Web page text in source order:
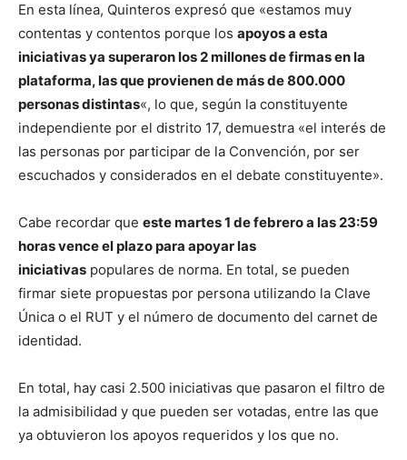
En esta línea, Quinteros expresó que «estamos muy
contentas y contentos porque los apoyos a esta
iniciativas ya superaron los 2 millones de firmas en la
plataforma, las que provienen de más de 800.000
personas distintas«, lo que, según la constituyente
independiente por el distrito 17, demuestra «el interés de
las personas por participar de la Convención, por ser
escuchados y considerados en el debate constituyente».
Cabe recordar que este martes 1 de febrero a las 23:59
horas vence el plazo para apoyar las
iniciativas populares de norma. En total, se pueden
firmar siete propuestas por persona utilizando la Clave
Única o el RUT y el número de documento del carnet de
identidad.
En total, hay casi 2.500 iniciativas que pasaron el filtro de
la admisibilidad y que pueden ser votadas, entre las que
ya obtuvieron los apoyos requeridos y los que no.